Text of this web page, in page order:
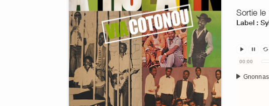
Sortie le
Label :
Audio
Player
00:00